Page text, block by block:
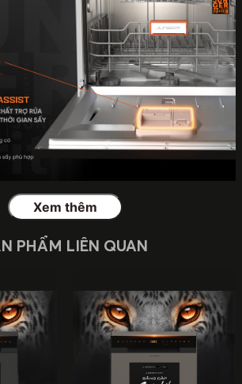
Xem thêm
PHẨM LIÊN QUAN